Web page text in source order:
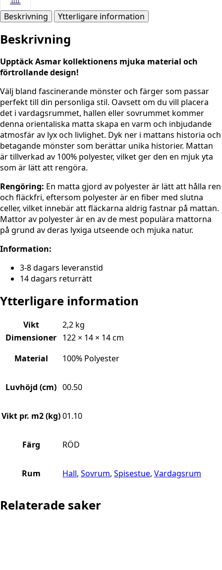
Beskrivning Ytterligare information
Beskrivning
Upptäck Asmar kollektionens mjuka material och
förtrollande design!
Välj bland fascinerande mönster och färger som passar
perfekt till din personliga stil. Oavsett om du vill placera
det i vardagsrummet, hallen eller sovrummet kommer
denna orientaliska matta skapa en varm och inbjudande
atmosfär av lyx och livlighet. Dyk ner i mattans historia och
betagande mönster som berättar unika historier. Mattan
är tillverkad av 100% polyester, vilket ger den en mjuk yta
som är lätt att rengöra.
Rengöring: En matta gjord av polyester är lätt att hålla ren
och fläckfri, eftersom polyester är en fiber med slutna
celler, vilket innebär att fläckarna aldrig fastnar på mattan.
Mattor av polyester är en av de mest populära mattorna
på grund av deras lyxiga utseende och mjuka natur.
Information:
3-8 dagars leveranstid
14 dagars returrätt
Ytterligare information
Vikt
2,2 kg
Dimensioner 122 × 14 × 14 cm
Material
100% Polyester
Luvhöjd (cm) 00.50
Vikt pr. m2 (kg)01.10
Färg RÖD
Rum Hall, Sovrum, Spisestue, Vardagsrum
Relaterade saker